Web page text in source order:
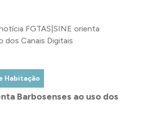
Habitação
Barbosenses ao uso dos